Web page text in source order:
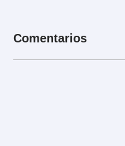
Comentarios